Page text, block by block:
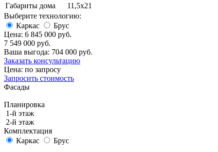
Габариты дома
11,5х21
Выберите технологию:
Каркас
Брус
Цена: 6 845 000 руб.
7 549 000 руб.
Ваша выгода: 704 000 руб.
Заказать консультацию
Цена: по запросу
Запросить стоимость
Фасады
Планировка
1-й этаж
2-й этаж
Комплектация
Каркас
Брус